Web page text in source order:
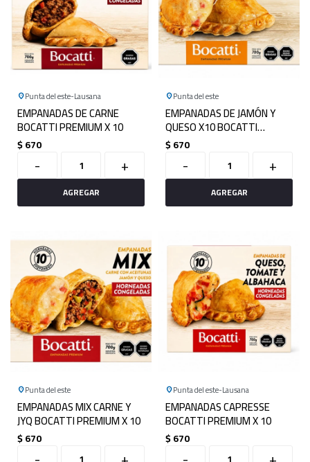
Punta del este Lausana
EMPANADAS DE CARNE
BOCATTI PREMIUM X 10
$670
- +
Punta del este
EMPANADAS DE JAMÓN Y
QUESO X10 BOCATTI
PREMIUM
$670
- +
Punta del este
EMPANADAS MIX CARNE Y
JYQ BOCATTI PREMIUM X 10
$670
Punta del este Lausana
EMPANADAS CAPRESSE
BOCATTI PREMIUM X 10
$670